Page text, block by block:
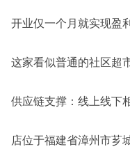
开业仅一个月就实现盈
这家看似普通的社区超
供应链支撑：线上线下
店位于福建省漳州市芗